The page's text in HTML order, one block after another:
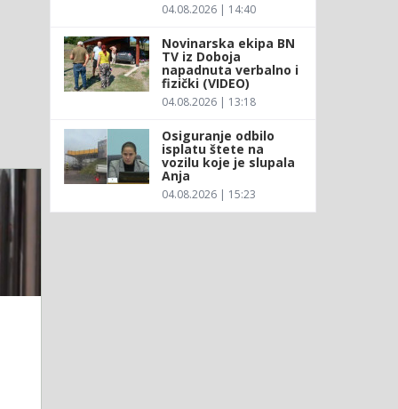
04.08.2026 | 14:40
Novinarska ekipa BN
TV iz Doboja
napadnuta verbalno i
fizički (VIDEO)
04.08.2026 | 13:18
Osiguranje odbilo
isplatu štete na
vozilu koje je slupala
Anja
04.08.2026 | 15:23